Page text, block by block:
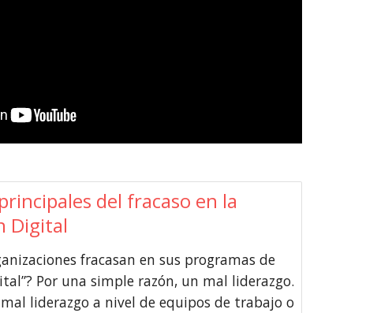
del fracaso en la
Digital
fracasan en sus programas de
Por una simple razón, un mal liderazgo.
liderazgo a nivel de equipos de trabajo o